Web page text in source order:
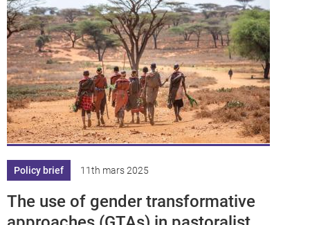
Policy brief 11th mars 2025
The use of gender transformative